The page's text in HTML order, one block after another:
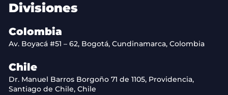
Divisiones
Colombia
Av. Boyacá #51 – 62, Bogotá, Cundinamarca, Colombia
Chile
Dr. Manuel Barros Borgoño 71 de 1105, Providencia,
Santiago de Chile, Chile